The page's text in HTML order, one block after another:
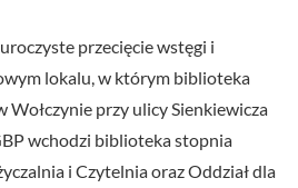
przecięcie wstęgi i
lokalu, w którym biblioteka
Wołczynie przy ulicy Sienkiewicza
wchodzi biblioteka stopnia
i Czytelnia oraz Oddział dla